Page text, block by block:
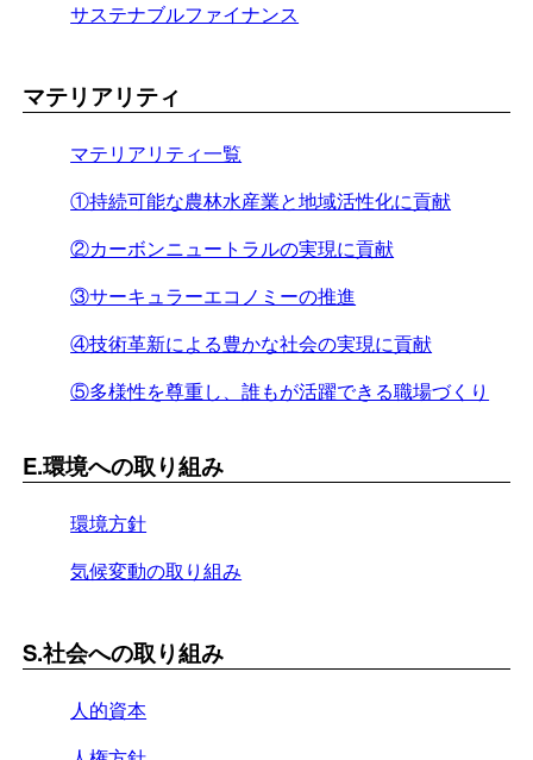
サステナブルファイナンス
マテリアリティ
マテリアリティ一覧
①持続可能な農林水産業と地域活性化に貢献
②カーボンニュートラルの実現に貢献
③サーキュラーエコノミーの推進
④技術革新による豊かな社会の実現に貢献
⑤多様性を尊重し、誰もが活躍できる職場づくり
E.環境への取り組み
環境方針
気候変動の取り組み
S.社会への取り組み
人的資本